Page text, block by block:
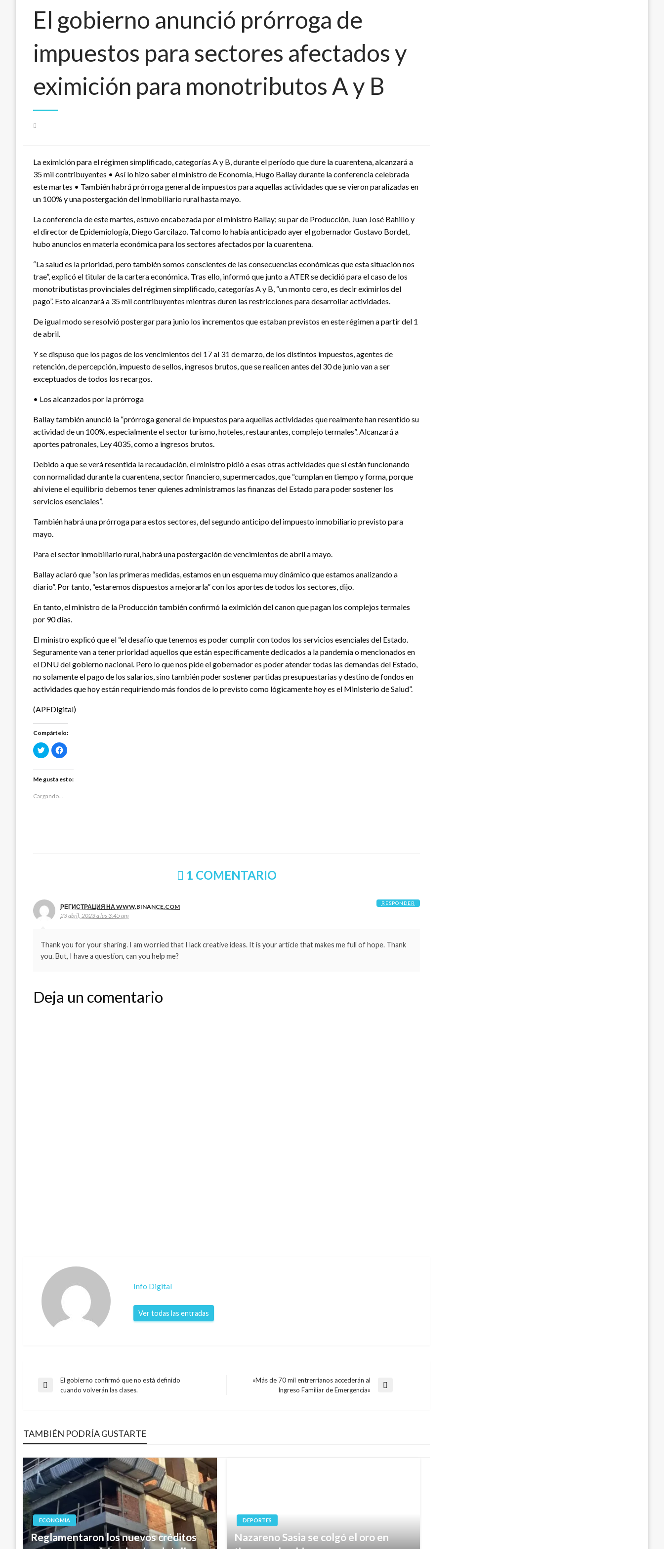
El gobierno anunció prórroga de
impuestos para sectores afectados y
eximición para monotributos A y B
Laeximición para el régimen simplificado, categorías A y B, durante el período que dure la cuarentena, alcanzará a
35 mil contribuyentes • Así lo hizo saber el ministro de Economía, Hugo Ballay durante la conferencia celebrada
este martes • También habrá prórroga general de impuestos para aquellas actividades que se vieron paralizadas en
un 100% y una postergación del inmobiliario rural hasta mayo.
La conferencia de este martes, estuvo encabezada por el ministro Ballay; su par de Producción, Juan José Bahillo y
el director de Epidemiología, Diego Garcilazo. Tal como lo había anticipado ayer el gobernador Gustavo Bordet,
hubo anuncios en materia económica para los sectores afectados por la cuarentena.
“La salud es la prioridad, pero también somos conscientes de las consecuencias económicas que esta situación nos
trae”, explicó el titular de la cartera económica. Tras ello, informó que junto a ATER se decidió para el caso de los
monotributistas provinciales del régimen simplificado, categorías A y B, “un monto cero, es decir eximirlos del
pago”. Esto alcanzará a 35 mil contribuyentes mientras duren las restricciones para desarrollar actividades.
De igual modo se resolvió postergar para junio los incrementos que estaban previstos en este régimen a partir del 1
de abril.
Y se dispuso que los pagos de los vencimientos del 17 al 31 de marzo, de los distintos impuestos, agentes de
retención, de percepción, impuesto de sellos, ingresos brutos, que se realicen antes del 30 de junio van a ser
exceptuados de todos los recargos.
• Los alcanzados por la prórroga
Ballay también anunció la “prórroga general de impuestos para aquellas actividades que realmente han resentido su
actividad de un 100%, especialmente el sector turismo, hoteles, restaurantes, complejo termales”. Alcanzará a
aportes patronales, Ley 4035, como a ingresos brutos.
Debido a que se verá resentida la recaudación, el ministro pidió a esas otras actividades que sí están funcionando
con normalidad durante la cuarentena, sector financiero, supermercados, que “cumplan en tiempo y forma, porque
ahí viene el equilibrio debemos tener quienes administramos las finanzas del Estado para poder sostener los
servicios esenciales”.
También habrá una prórroga para estos sectores, del segundo anticipo del impuesto inmobiliario previsto para
mayo.
Para el sector inmobiliario rural, habrá una postergación de vencimientos de abril a mayo.
Ballay aclaró que “son las primeras medidas, estamos en un esquema muy dinámico que estamos analizando a
diario”. Por tanto, “estaremos dispuestos a mejorarla” con los aportes de todos los sectores, dijo.
En tanto, el ministro de la Producción también confirmó la eximición del canon que pagan los complejos termales
por 90 días.
El ministro explicó que el “el desafío que tenemos es poder cumplir con todos los servicios esenciales del Estado.
Seguramente van a tener prioridad aquellos que están específicamente dedicados a la pandemia o mencionados en
el DNU del gobierno nacional. Pero lo que nos pide el gobernador es poder atender todas las demandas del Estado,
no solamente el pago de los salarios, sino también poder sostener partidas presupuestarias y destino de fondos en
actividades que hoy están requiriendo más fondos de lo previsto como lógicamente hoy es el Ministerio de Salud”.
(APFDigital)
Compártelo:
Haz
clic
para
en
Twitter
(Se
en
Haz
clic
en
Facebook
(Se
Me gusta esto:
Cargando...
1 COMENTARIO
РЕГИСТРАЦИЯ НА WWW.BINANCE.COM
23 abril, 2023 a las 3:45 am
Thank you for your sharing. I am worried that I lack creative ideas. It is your article that makes me full of hope. Thank
you. But, I have a question, can you help me?
RESPONDER
Deja un comentario
Info Digital
Ver todas las entradas
Navegación
entradas
Entrada
El gobierno confirmó que no está definido
cuando volverán las clases.
«Más de 70 mil entrerrianos accederán al
Ingreso Familiar de Emergencia»
TAMBIÉN PODRÍA GUSTARTE
ECONOMIA
Reglamentaron los nuevos créditos
DEPORTES
Nazareno Sasia se colgó el oro en